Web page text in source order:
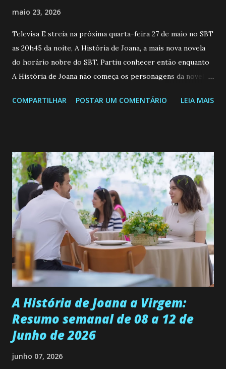
maio 23, 2026
Televisa E streia na próxima quarta-feira 27 de maio no SBT
as 20h45 da noite, A História de Joana, a mais nova novela
do horário nobre do SBT. Partiu conhecer então enquanto
A História de Joana não começa os personagens da novela?
de 25/05/26 a 31/05/26 JOANA GUADALUPE (Camila
permanecer virgem até encontrar o homem que realmente
ama, o que não é fácil, já que dedica todas as suas energias a
se aprimorar, trabalhando, estudando e se orgulhando de
ser a primeira mulher da família a ingressar na
universidade. Ela tem uma personalidade muito alegre, é
muito madura para a idade, determinada, criativa e
empática. Detesta injustiças e é uma ótima amiga. Pode ser
teimosa e muito persistente quando decide fazer algo.
Durante um exame ginecológico, ela é inseminada por eng...
COMPARTILHAR POSTAR UM COMENTÁRIO LEIA MAIS
A História de Joana a Virgem:
Resumo semanal de 08 a 12 de
Junho de 2026
junho 07, 2026